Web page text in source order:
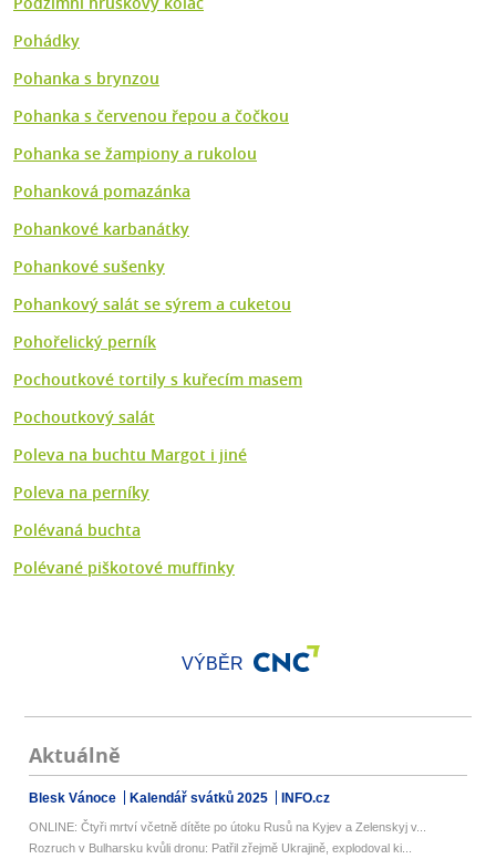
Pohádky
Pohanka s brynzou
Pohanka s červenou řepou a čočkou
Pohanka se žampiony a rukolou
Pohanková pomazánka
Pohankové karbanátky
Pohankové sušenky
Pohankový salát se sýrem a cuketou
Pohořelický perník
Pochoutkové tortily s kuřecím masem
Pochoutkový salát
Poleva na buchtu Margot i jiné
Poleva na perníky
Polévaná buchta
Polévané piškotové muffinky
VÝBĚR
Aktuálně
Blesk Vánoce Kalendář svátků 2025 INFO.cz
ONLINE: Čtyři mrtví včetně dítěte po útoku Rusů na Kyjev a Zelenskyj v...
Rozruch v Bulharsku kvůli dronu: Patřil zřejmě Ukrajině, explodoval ki...